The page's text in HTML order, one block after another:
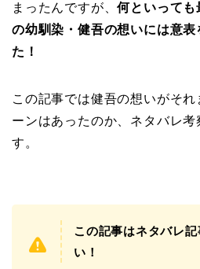
まったんですが、何といって
の幼馴染・健吾の想いには意表
た！
この記事では健吾の想いがそ
ーンはあったのか、ネタバレ考
す。
この記事はネタバレ
い！